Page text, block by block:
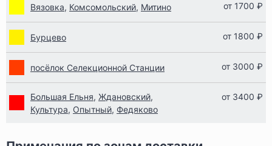
Вязовка, Комсомольский, Митино от 1700 ₽
Бурцево от 1800 ₽
посёлок Селекционной Станции от 3000 ₽
Большая Ельня, Ждановский,
Культура, Опытный, Федяково
от 3400 ₽